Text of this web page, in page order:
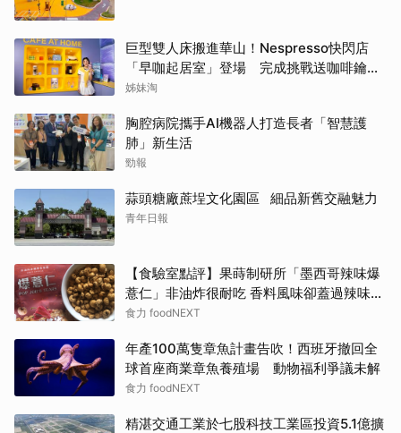
巨型雙人床搬進華山！Nespresso快閃店
「早咖起居室」登場 完成挑戰送咖啡鑰匙
圈
姊妹淘
胸腔病院攜手AI機器人打造長者「智慧護
肺」新生活
勁報
蒜頭糖廠蔗埕文化園區 細品新舊交融魅力
青年日報
【食驗室點評】果蒔制研所「墨西哥辣味爆
薏仁」非油炸很耐吃 香料風味卻蓋過辣味特
色
食力 foodNEXT
年產100萬隻章魚計畫告吹！西班牙撤回全
球首座商業章魚養殖場 動物福利爭議未解
食力 foodNEXT
精湛交通工業於七股科技工業區投資5.1億擴